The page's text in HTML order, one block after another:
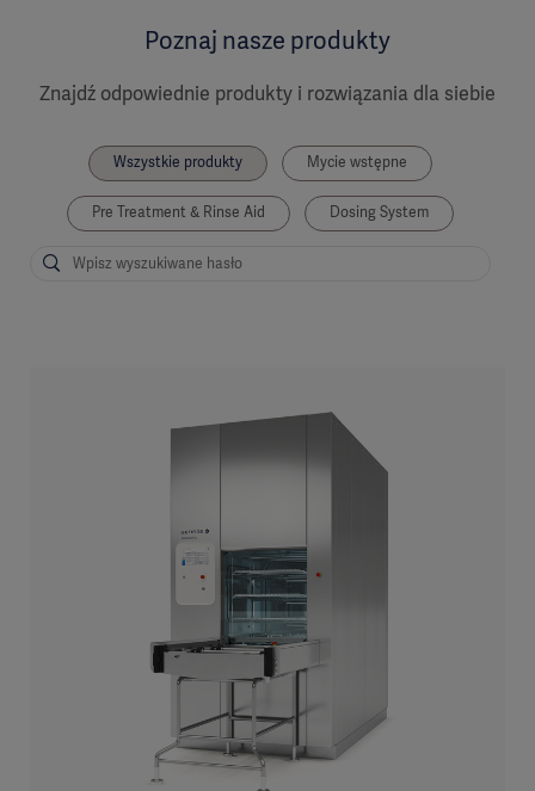
Poznaj nasze produkty
Znajdź odpowiednie produkty i rozwiązania dla siebie
Wszystkie produkty Mycie wstępne
Pre Treatment & Rinse Aid Dosing System